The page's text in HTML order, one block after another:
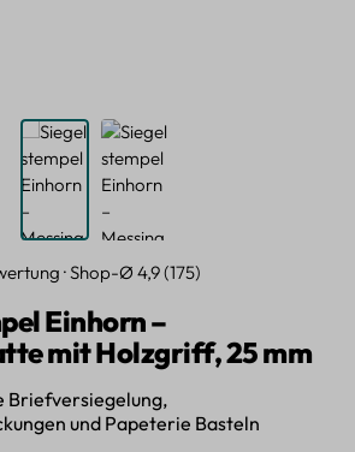
· Shop-Ø 4,9 (175)
Einhorn –
mit Holzgriff, 25 mm
Briefversiegelung,
und Papeterie Basteln